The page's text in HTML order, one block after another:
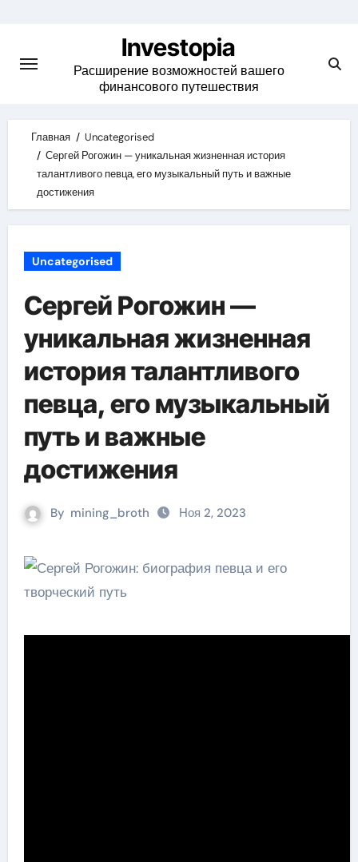
content
Investopia
Расширение возможностей вашего
финансового путешествия
Главная
Uncategorised
Сергей Рогожин — уникальная жизненная история
талантливого певца, его музыкальный путь и важные
достижения
Uncategorised
Сергей Рогожин —
уникальная жизненная
история талантливого
певца, его музыкальный
путь и важные
достижения
By mining_broth Ноя 2, 2023